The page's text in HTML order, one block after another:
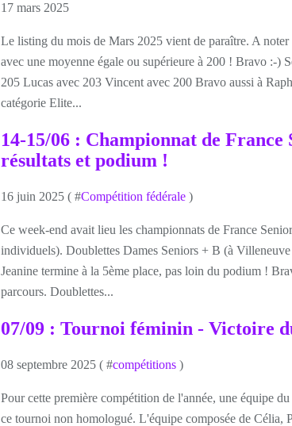
17 mars 2025
Le listing du mois de Mars 2025 vient de paraître. A noter
avec une moyenne égale ou supérieure à 200 ! Bravo :-)
205 Lucas avec 203 Vincent avec 200 Bravo aussi à
catégorie Elite...
14-15/06 : Championnat de France
résultats et podium !
16 juin 2025 ( #Compétition fédérale )
Ce week-end avait lieu les championnats de France
individuels). Doublettes Dames Seniors + B (à
Jeanine termine à la 5ème place, pas loin du podium !
parcours. Doublettes...
07/09 : Tournoi féminin - Victoire
08 septembre 2025 ( #compétitions )
Pour cette première compétition de l'année, une équipe
ce tournoi non homologué. L'équipe composée de Célia,